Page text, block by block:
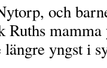
och
Ruths
yngst i